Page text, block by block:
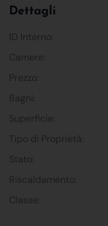
Dettagli
ID Interno:
Camere:
Prezzo:
Bagni:
Superficie:
Tipo di Proprietà:
Stato:
Riscaldamento:
Classe: